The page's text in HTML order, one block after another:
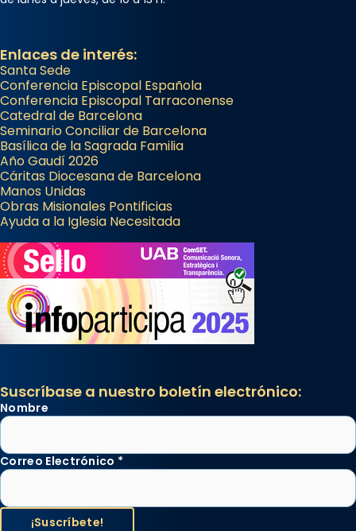
Enlaces de interés:
Santa Sede
Conferencia Episcopal Española
Conferencia Episcopal Tarraconense
Catedral de Barcelona
Seminario Conciliar de Barcelona
Basílica de la Sagrada Familia
Año Gaudí 2026
Cáritas Diocesana de Barcelona
Manos Unidas
Obras Misionales Pontificias
Ayuda a la Iglesia Necesitada
Suscríbase a nuestro boletín electrónico:
Nombre
Correo Electrónico *